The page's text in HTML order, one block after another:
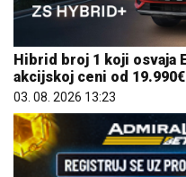
Hibrid broj 1 koji osvaja
akcijskoj ceni od
03. 08. 2026 13:23